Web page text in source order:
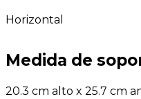
Horizontal
Medida de
20.3 cm alto x 25.7 cm